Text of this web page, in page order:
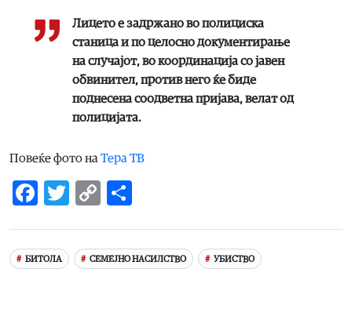
Лицето е задржано во полициска
станица и по целосно документирање
на случајот, во координација со јавен
обвинител, против него ќе биде
поднесена соодветна пријава, велат од
полицијата.
Повеќе фото наТера ТВ
Facebook
Twitter
Copy
БИТОЛА СЕМЕЈНО НАСИЛСТВО УБИСТВО